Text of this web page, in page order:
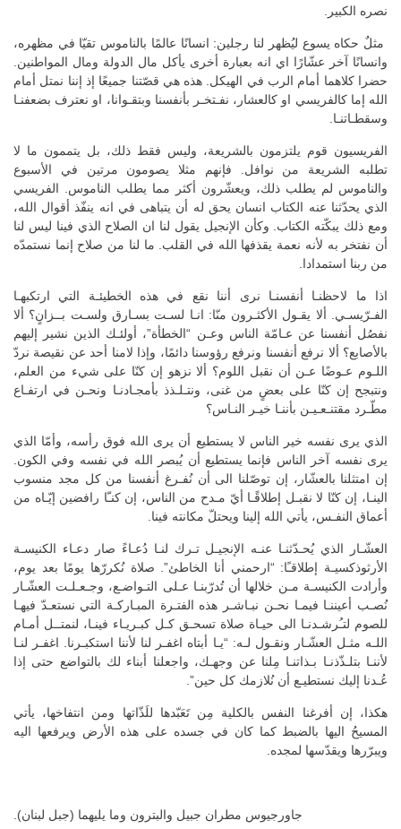
نصره الكبير.
مثلٌ حكاه يسوع ليُظهر لنا رجلين: انسانًا عالمًا بالناموس تقيّا في مظهره،
وانسانًا آخر عشّارًا اي انه بعبارة أخرى يأكل مال الدولة ومال المواطنين.
حضرا كلاهما أمام الرب في الهيكل. هذه هي قصّتنا جميعًا إذ إننا نمتل أمام
الله إما كالفريسي او كالعشار، نفـتخـر بأنفسنا وبتقـوانا، او نعترف بضعفنـا
وسقطـاتنـا.
الفريسيون قوم يلتزمون بالشريعة، وليس فقط ذلك، بل يتممون ما لا
تطلبه الشريعة من نوافل. فإنهم مثلا يصومون مرتين في الأسبوع
والناموس لم يطلب ذلك، ويعشّرون أكثر مما يطلب الناموس. الفريسي
الذي يحدّثنا عنه الكتاب انسان يحق له أن يتباهى في انه ينفّذ أقوال الله،
ومع ذلك يبكّته الكتاب. وكأن الإنجيل يقول لنا ان الصلاح الذي فينا ليس لنا
أن نفتخر به لأنه نعمة يقذفها الله في القلب. ما لنا من صلاح إنما نستمدّه
من ربنا استمدادا.
اذا ما لاحظنـا أنفسنـا نرى أننا نقع في هذه الخطيئـة التي ارتكبهـا
الفـرّيسـي. ألا يقـول الأكثـرون منّا: انـا لسـت بسـارق ولسـت بــزانٍ؟ ألا
نفصُل أنفسنا عن عـامّة الناس وعـن “الخطأة”، أولئـك الذين نشير إليهم
بالأصابع؟ ألا نرفع أنفسنا ونرفع رؤوسنا دائمًا، وإذا لامنا أحد عن نقيصة نردّ
اللـوم عـوضًا عـن أن نقبل اللوم؟ ألا نزهو إن كنّا على شيء من العلم،
ونتبجح إن كنّا على بعضٍ من غنى، ونتـلـذذ بأمجـادنـا ونحـن في ارتفـاع
مطّـرد مقتنـعـيـن بأننـا خيـر النـاس؟
الذي يرى نفسه خير الناس لا يستطيع أن يرى الله فوق رأسه، وأمّا الذي
يرى نفسه آخر الناس فإنما يستطيع أن يُبصر الله في نفسه وفي الكون.
إن امتثلنا بالعشّار، إن توصّلنا الى أن نُفـرغ أنفسنا من كل مجد منسوب
الينـا، إن كنّا لا نقبـل إطلاقًـا أيّ مـدح من الناس، إن كنـّا رافضين إيّـاه من
أعماق النفـس، يأتي الله إلينا ويحتلّ مكانته فينا.
العشّـار الذي يُحـدّثنـا عنـه الإنجيـل تـرك لنـا دُعـاءً صار دعـاء الكنيسـة
الأرثوذكسيـة إطلاقـًا: “ارحمني أنا الخاطئ”. صلاة نُكررّها يومًا بعد يوم،
وأرادت الكنيسـة مـن خلالها أن تُدرّبنـا عـلى التـواضـع، وجـعـلـت العشّـار
نُصـب أعيننـا فيمـا نحـن نبـاشـر هذه الفتـرة المبـاركـة التي نستعـدّ فيهـا
للصوم لتـُرشـدنـا الى حيـاة صلاة تسحـق كـل كبـريـاء فينـا، لنمتــل أمـام
اللـه مثـل العشّـار ونقـول لـه: “يـا أبتاه اغفـر لنا لأننا استكبـرنا. اغفـر لنـا
لأننـا بتلـذّذنـا بـذاتنـا مِلنا عن وجهـك، واجعلنا أبناء لك بالتواضع حتى إذا
عُـدنا إليك نستطيـع أن نُلازمك كل حين”.
هكذا، إن أفرغنا النفس بالكلية مِن تَعَبّدها للَذّاتها ومن انتفاخها، يأتي
المسيحُ اليها بالضبط كما كان في جسده على هذه الأرض ويرفعها اليه
ويبرّرها ويقدّسها لمجده.
جاورجيوس مطران جبيل والبترون وما يليهما (جبل لبنان).